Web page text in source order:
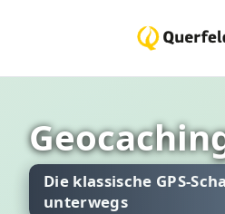
Die klassische GPS-
unterwegs